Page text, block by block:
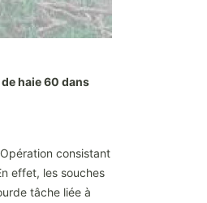
haie 60 dans
consistant
effet, les souches
tâche liée à